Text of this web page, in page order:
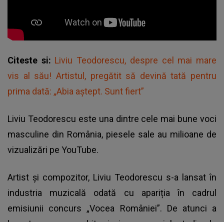
Citeste si: Liviu Teodorescu, despre cel mai mare
vis al său! Artistul, pregătit să devină tată pentru
prima dată: „Abia aștept. Sunt fiert”
Liviu Teodorescu este una dintre cele mai bune voci
masculine din România, piesele sale au milioane de
vizualizări pe YouTube.
Artist și compozitor, Liviu Teodorescu s-a lansat în
industria muzicală odată cu apariția în cadrul
emisiunii concurs „Vocea României”. De atunci a